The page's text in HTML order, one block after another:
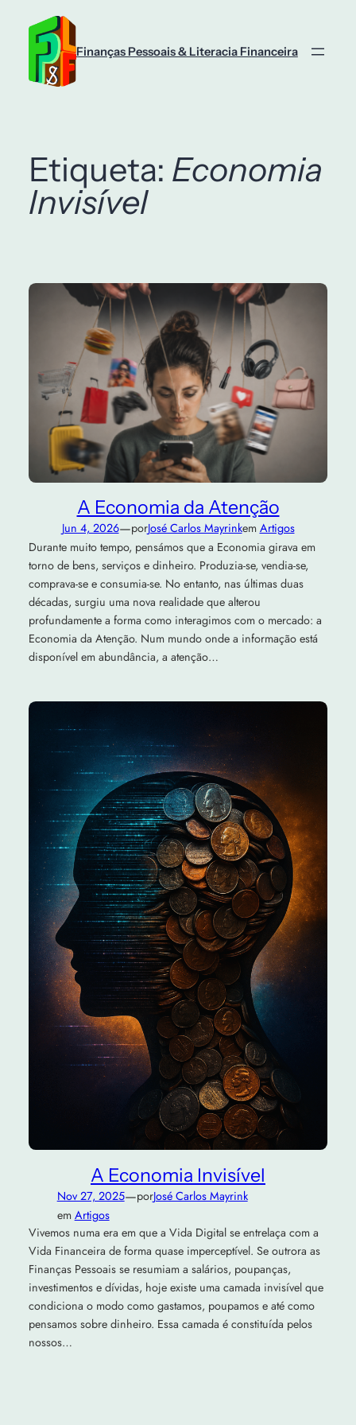
conteúdo
Finanças Pessoais & Literacia Financeira
Etiqueta: Economia
Invisível
A Economia da Atenção
Jun 4, 2026—porJosé Carlos Mayrinkem Artigos
Durante muito tempo, pensámos que a Economia girava em
torno de bens, serviços e dinheiro. Produzia-se, vendia-se,
comprava-se e consumia-se. No entanto, nas últimas duas
décadas, surgiu uma nova realidade que alterou
profundamente a forma como interagimos com o mercado: a
Economia da Atenção. Num mundo onde a informação está
disponível em abundância, a atenção…
A Economia Invisível
Nov 27, 2025—porJosé Carlos Mayrink
em Artigos
Vivemos numa era em que a Vida Digital se entrelaça com a
Vida Financeira de forma quase imperceptível. Se outrora as
Finanças Pessoais se resumiam a salários, poupanças,
investimentos e dívidas, hoje existe uma camada invisível que
condiciona o modo como gastamos, poupamos e até como
pensamos sobre dinheiro. Essa camada é constituída pelos
nossos…